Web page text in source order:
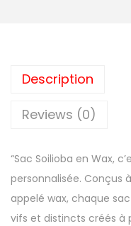
Description
Reviews (0)
“Sac Soilioba en Wax,
personnalisée. Conçus
appelé wax, chaque
vifs et distincts créés à